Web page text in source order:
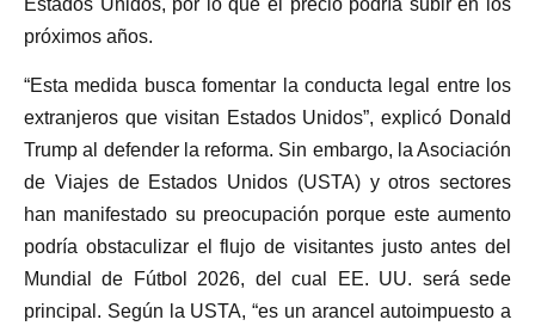
Estados Unidos, por lo que el precio podría subir en los
próximos años.
“Esta medida busca fomentar la conducta legal entre los
extranjeros que visitan Estados Unidos”, explicó Donald
Trump al defender la reforma. Sin embargo, la Asociación
de Viajes de Estados Unidos (USTA) y otros sectores
han manifestado su preocupación porque este aumento
podría obstaculizar el flujo de visitantes justo antes del
Mundial de Fútbol 2026, del cual EE. UU. será sede
principal. Según la USTA, “es un arancel autoimpuesto a